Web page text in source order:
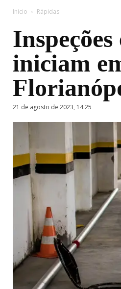
Inicio Rápidas
iniciam
21 de agosto de 2023, 14:25